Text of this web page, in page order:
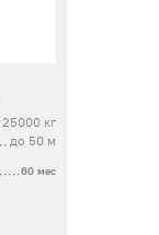
кг
до 50 м
60 мес